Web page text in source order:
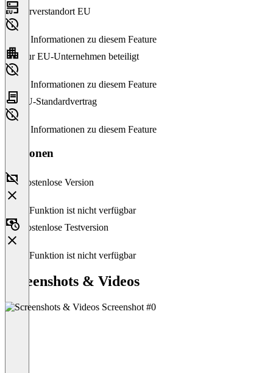
Serverstandort EU
Keine Informationen zu diesem Feature
Nur EU-Unternehmen beteiligt
Keine Informationen zu diesem Feature
EU-Standardvertrag
Keine Informationen zu diesem Feature
Versionen
Kostenlose Version
Diese Funktion ist nicht verfügbar
Kostenlose Testversion
Diese Funktion ist nicht verfügbar
Screenshots & Videos